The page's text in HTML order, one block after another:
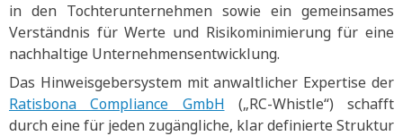
in den Tochterunternehmen sowie ein gemeinsames
Verständnis für Werte und Risikominimierung für eine
nachhaltige Unternehmensentwicklung.
Das Hinweisgebersystem mit anwaltlicher Expertise der
Ratisbona Compliance GmbH („RC-Whistle“) schafft
durch eine für jeden zugängliche, klar definierte Struktur